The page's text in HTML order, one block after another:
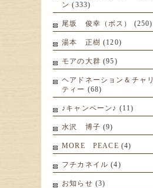
ン (333)
尾坂 俊幸（ボス） (250)
湯本 正樹 (120)
モアの大群 (95)
ヘアドネーション＆チャリ
ティー (68)
♪キャンペーン♪ (11)
水沢 博子 (9)
MORE PEACE (4)
フチカネイル (4)
お知らせ (3)